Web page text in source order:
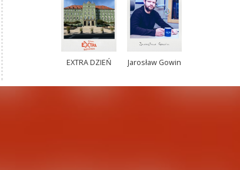
EXTRA DZIEŃ Jarosław Gowin